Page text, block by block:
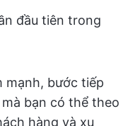
đầu tiên trong
mạnh, bước tiếp
bạn có thể theo
hàng và xu